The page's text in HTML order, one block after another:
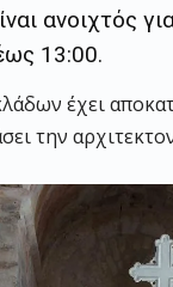
ανοιχτός
13:00.
έχει
την